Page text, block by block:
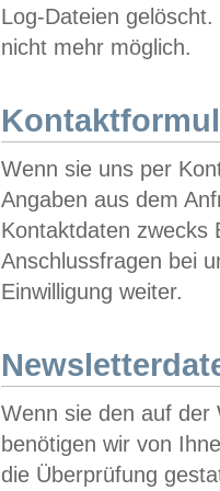
Log-Dateien
nicht mehr möglich.
Wenn sie uns per
Angaben aus dem
Kontaktdaten zwecks
Anschlussfragen bei
Einwilligung weiter.
Wenn sie den auf der
benötigen wir von
die Überprüfung